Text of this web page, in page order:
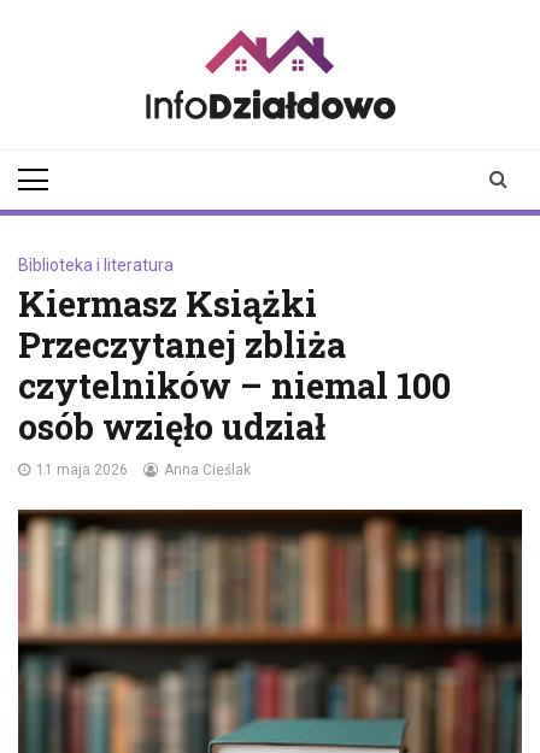
Biblioteka i literatura
Kiermasz Książki
Przeczytanej zbliża
czytelników – niemal 100
osób wzięło udział
11 maja 2026 Anna Cieślak